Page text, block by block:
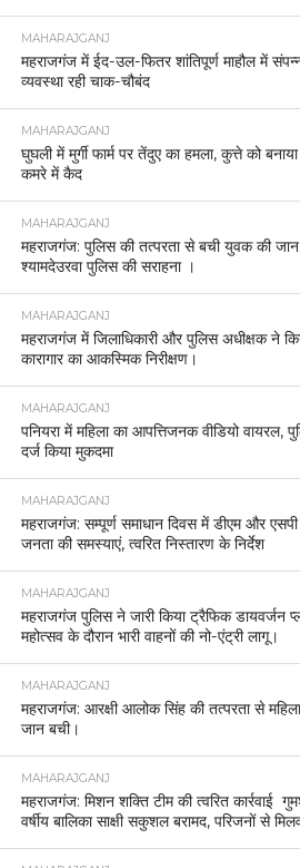
MAHARAJGANJ
महराजगंज में ईद-उल-फितर शांतिपूर्ण माहौल में
व्यवस्था रही चाक-चौबंद
MAHARAJGANJ
घुघली में मुर्गी फार्म पर तेंदुए का हमला, कुत्ते को
कमरे में कैद
MAHARAJGANJ
महराजगंज: पुलिस की तत्परता से बची युवक की
श्यामदेउरवा पुलिस की सराहना ।
MAHARAJGANJ
महराजगंज में जिलाधिकारी और पुलिस अधीक्षक ने
कारागार का आकस्मिक निरीक्षण।
MAHARAJGANJ
पनियरा में महिला का आपत्तिजनक वीडियो वायरल,
दर्ज किया मुकदमा
MAHARAJGANJ
महराजगंज: सम्पूर्ण समाधान दिवस में डीएम और
जनता की समस्याएं, त्वरित निस्तारण के निर्देश
MAHARAJGANJ
महराजगंज पुलिस ने जारी किया ट्रैफिक डायवर्जन
महोत्सव के दौरान भारी वाहनों की नो-एंट्री लागू।
MAHARAJGANJ
महराजगंज: आरक्षी आलोक सिंह की तत्परता से
जान बची।
MAHARAJGANJ
महराजगंज: मिशन शक्ति टीम की त्वरित कार्रवाई
वर्षीय बालिका साक्षी सकुशल बरामद, परिजनों से